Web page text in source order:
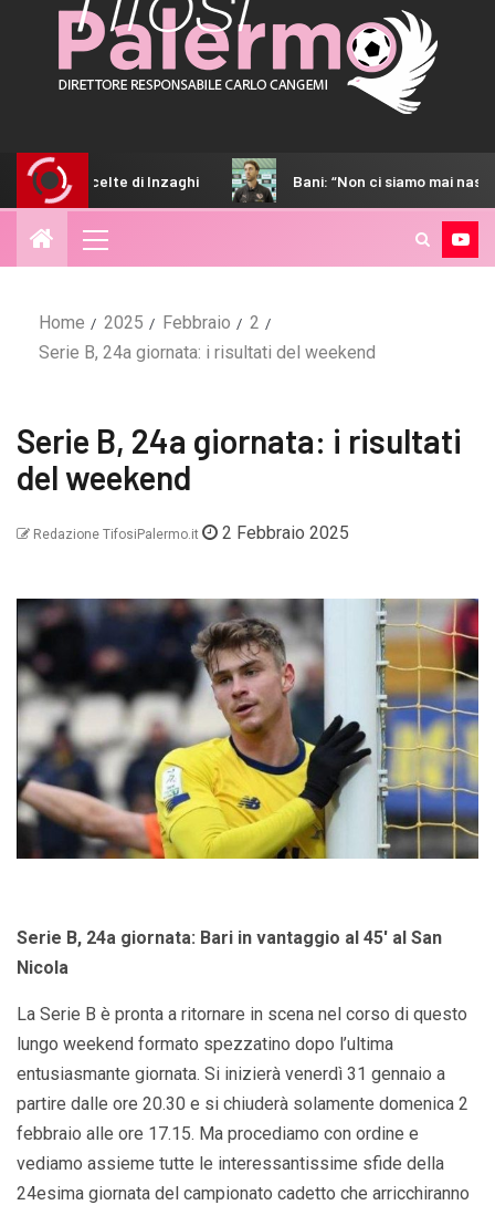
Bani: “Non ci siamo mai nascosti, la piazza, noi e la
Home 2025 Febbraio
2
Serie B, 24a giornata: i risultati del weekend
Serie B, 24a giornata: i risultati
del weekend
Redazione TifosiPalermo.it 2 Febbraio 2025
Serie B, 24a giornata: Bari in vantaggio al 45′ al San
Nicola
La Serie B è pronta a ritornare in scena nel corso di questo
lungo weekend formato spezzatino dopo l’ultima
entusiasmante giornata. Si inizierà venerdì 31 gennaio a
partire dalle ore 20.30 e si chiuderà solamente domenica 2
febbraio alle ore 17.15. Ma procediamo con ordine e
vediamo assieme tutte le interessantissime sfide della
24esima giornata del campionato cadetto che arricchiranno